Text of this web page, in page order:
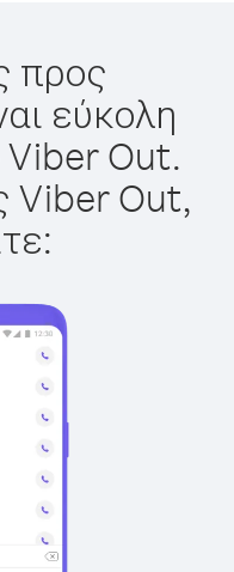
προς
εύκολη
Out.
Viber Out,